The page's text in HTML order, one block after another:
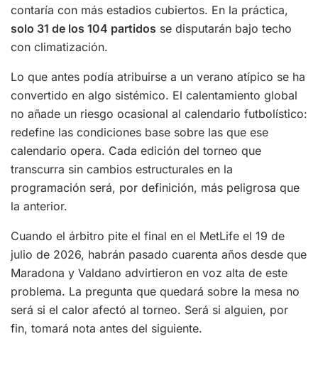
contaría con más estadios cubiertos. En la práctica,
solo 31 de los 104 partidos se disputarán bajo techo
con climatización.
Lo que antes podía atribuirse a un verano atípico se ha
convertido en algo sistémico. El calentamiento global
no añade un riesgo ocasional al calendario futbolístico:
redefine las condiciones base sobre las que ese
calendario opera. Cada edición del torneo que
transcurra sin cambios estructurales en la
programación será, por definición, más peligrosa que
la anterior.
Cuando el árbitro pite el final en el MetLife el 19 de
julio de 2026, habrán pasado cuarenta años desde que
Maradona y Valdano advirtieron en voz alta de este
problema. La pregunta que quedará sobre la mesa no
será si el calor afectó al torneo. Será si alguien, por
fin, tomará nota antes del siguiente.